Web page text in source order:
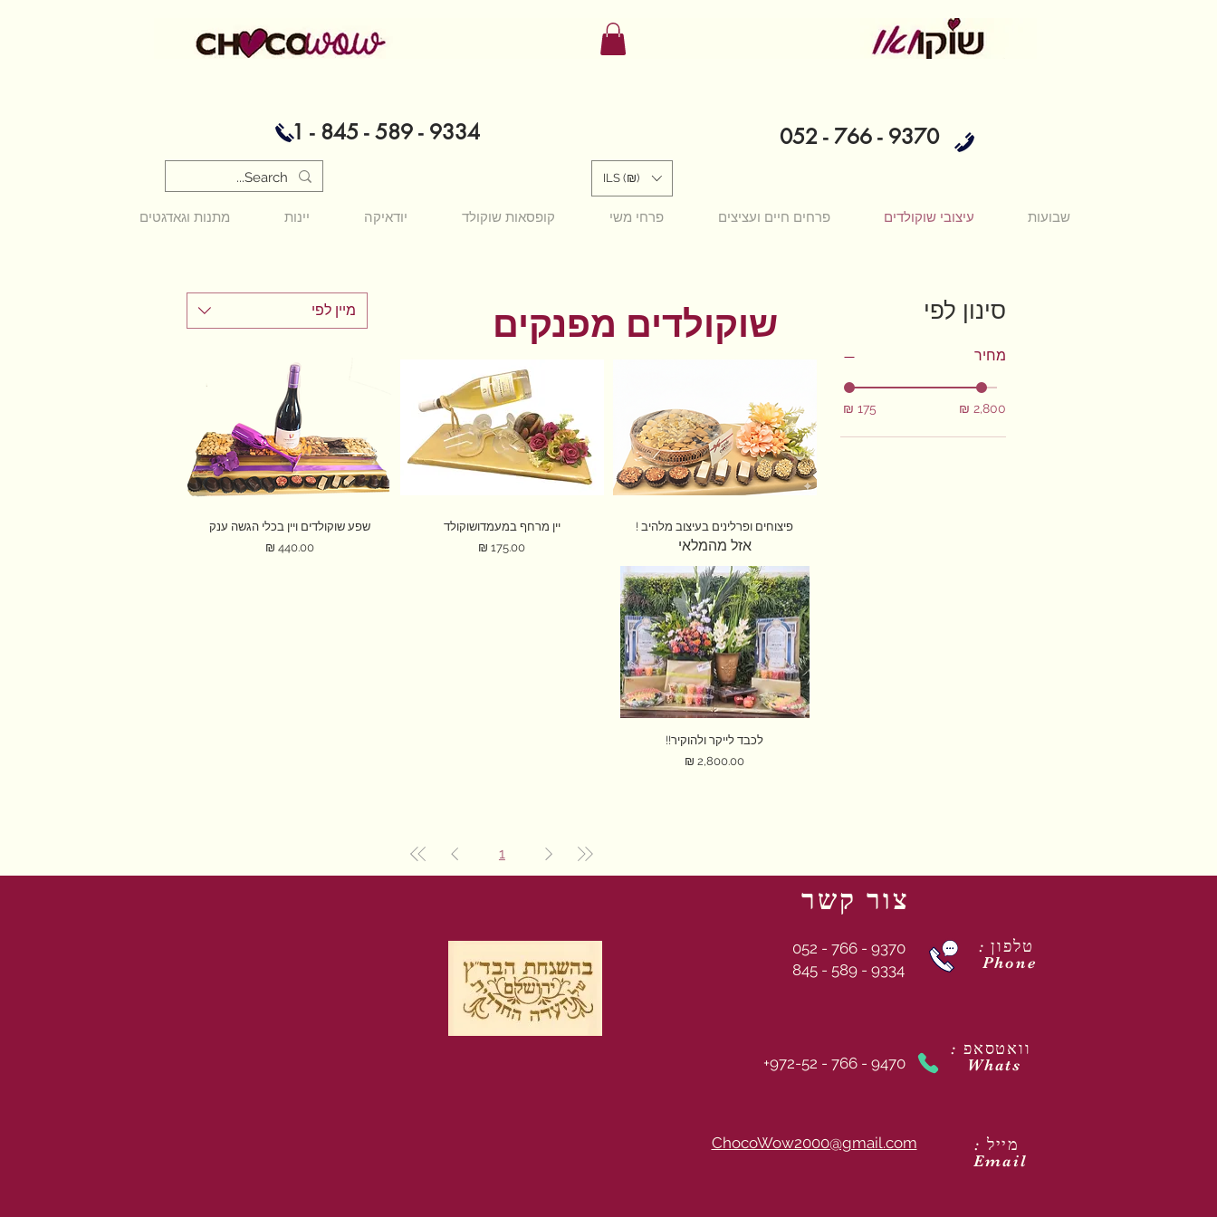
1 - 845 - 589 - 9334 052 - 766 - 9370
ILS (₪)
מתנות וגאדגטים יינות יודאיקה קופסאות שוקולד פרחי משי פרחים חיים ועציצים עיצובי שוקולדים שבועות
שוקולדים מפנקים סינון לפי
מחיר
מיין לפי
תצוגה מהירה
פיצוחים ופרלינים בעיצוב מלהיב !
אזל מהמלאי
תצוגה מהירה
יין מרחף במעמדושוקולד
מחיר
תצוגה מהירה
שפע שוקולדים ויין בכלי הגשה ענק
מחיר‏440.00 ‏₪
תצוגה מהירה
לכבד לייקר ולהוקיר!!
מחיר
1
צור קשר
052 - 766 - 9370
845 - 589 - 9334
Phone
+972-52 - 766 - 9470
Whats
ChocoWow2000@gmail.com
Email